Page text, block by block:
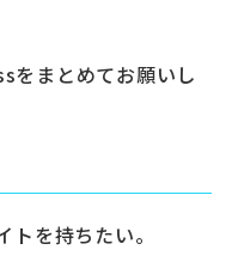
をまとめてお願いし
を持ちたい。